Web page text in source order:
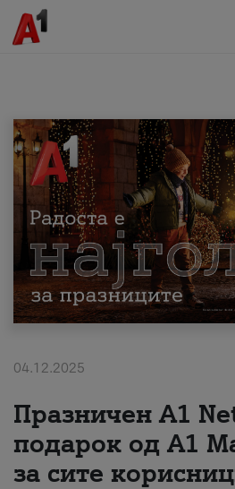
МК EN SQ
Приватни Деловни
Поддршка
Надополни кредит
За нас
#ПодобарОнлајн
04.12.2025
Празничен A1
подарок од А1
за сите